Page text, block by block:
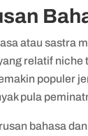
atau sastra
relatif niche
populer
pula
bahasa